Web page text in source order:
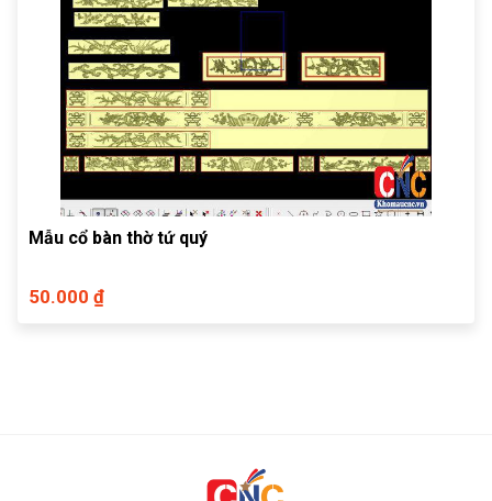
Mẫu cổ bàn thờ tứ quý
50.000 ₫